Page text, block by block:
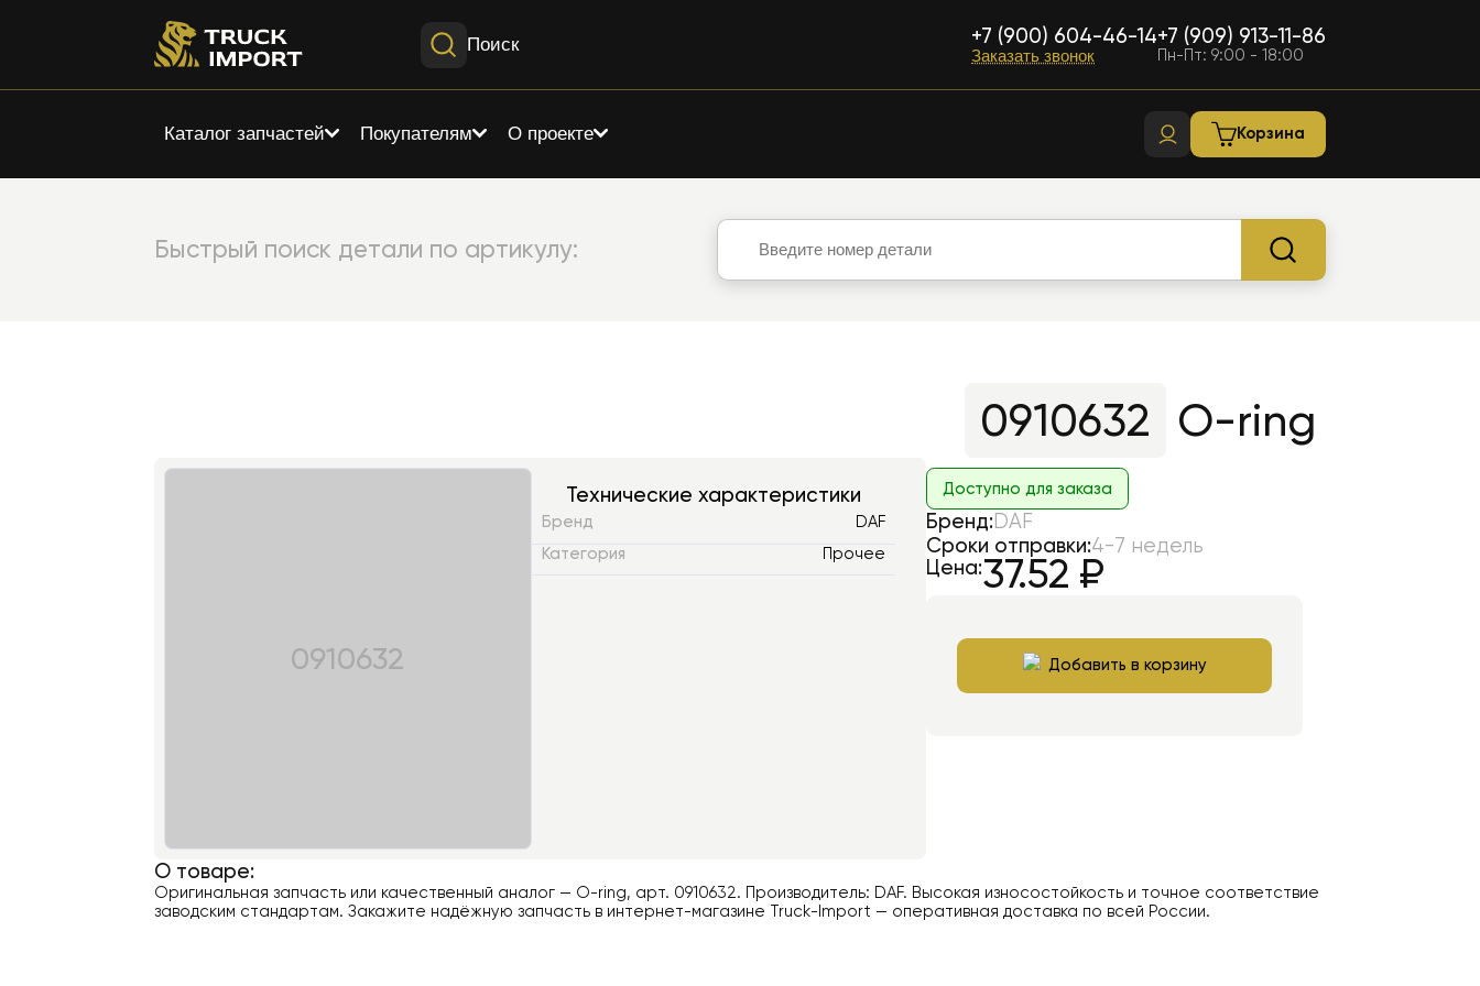
Поиск +7 (900) 604-46-14
Заказать звонок
+7 (909) 913-11-86
Пн-Пт: 9:00 - 18:00
Каталог запчастей Покупателям О проекте Корзина
Быстрый поиск детали по артикулу:
O-ring
0910632
0910632
Технические характеристики
Бренд
DAF
Категория
Прочее
Доступно для заказа
Бренд:DAF
Сроки отправки:4-7 недель
Цена:37.52 ₽
Добавить в корзину
О товаре:
Оригинальная запчасть или качественный аналог — O-ring, арт. 0910632. Производитель: DAF. Высокая износостойкость и точное соответствие
заводским стандартам. Закажите надёжную запчасть в интернет-магазине Truck-Import — оперативная доставка по всей России.